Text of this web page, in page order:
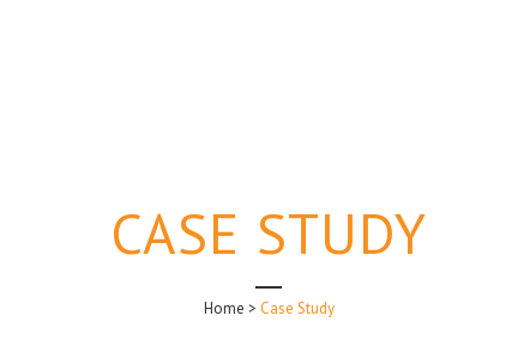
CASE STUDY
Home > Case Study